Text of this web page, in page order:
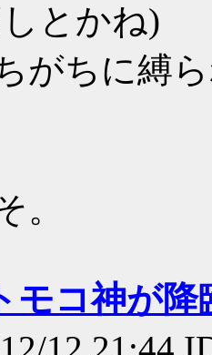
とかね)
がちに縛
。
モコ神が